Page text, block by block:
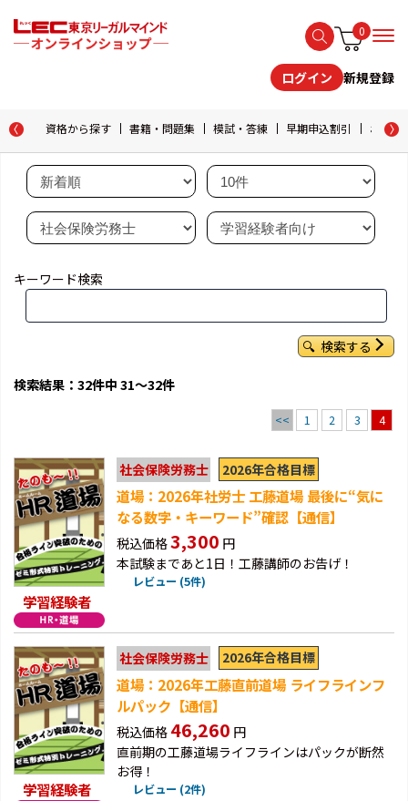
0
ログイン 新規登録
資格から探す 書籍・問題集 模試・答練 早期申込割引 おため
キーワード検索
検索する
検索結果：32件中 31～32件
<< 1 2 3 4
学習経験者
社会保険労務士 2026年合格目標
道場：2026年社労士 工藤道場 最後に“気に
なる数字・キーワード”確認【通信】
税込価格3,300 円
本試験まであと1日！工藤講師のお告げ！
レビュー (5件)
学習経験者
社会保険労務士 2026年合格目標
道場：2026年工藤直前道場 ライフラインフ
ルパック【通信】
税込価格 46,260 円
直前期の工藤道場ライフラインはパックが断然
お得！
レビュー (2件)